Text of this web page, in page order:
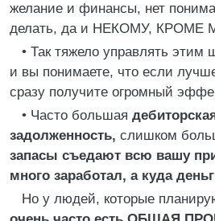
желание и финансы, нет
делать, да и НЕКОМУ, КРОМЕ
• Так тяжело управлять этим
и вы понимаете, что если
сразу получите огромный
• Часто большая
задолженность, слишком
запасы съедают всю вашу
много заработал, а куда
Но у людей, которые